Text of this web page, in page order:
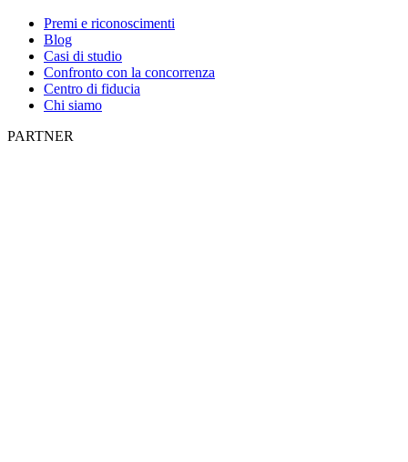
Premi e riconoscimenti
Blog
Casi di studio
Confronto con la concorrenza
Centro di fiducia
Chi siamo
PARTNER